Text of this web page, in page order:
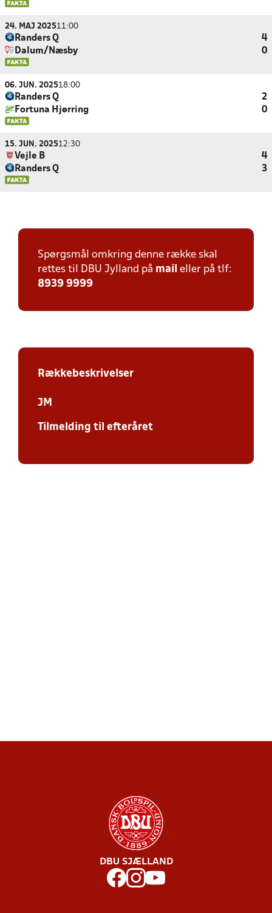
24. MAJ 202511:00
Randers Q
4
Dalum/Næsby
0
06. JUN. 202518:00
Randers Q
2
Fortuna Hjørring
0
15. JUN. 202512:30
Vejle B
4
Randers Q
3
Spørgsmål omkring denne række skal
rettes til DBU Jylland på mail eller på tlf:
8939 9999
Rækkebeskrivelser
JM
Tilmelding til efteråret
DBU SJÆLLAND